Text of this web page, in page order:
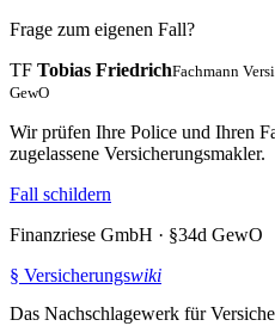
Frage zum eigenen Fall?
TF Tobias FriedrichFachmann
GewO
Wir prüfen Ihre Police und Ihren
zugelassene Versicherungsmakler.
Fall schildern
Finanzriese GmbH · §34d GewO
§ Versicherungswiki
Das Nachschlagewerk für